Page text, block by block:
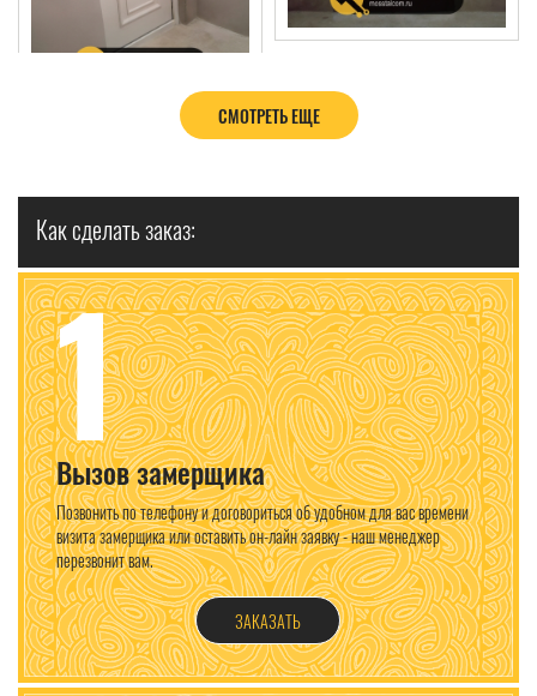
СМОТРЕТЬ ЕЩЕ
Как сделать заказ:
1
Вызов замерщика
Позвонить по телефону и договориться об удобном для вас времени
визита замерщика или оставить он-лайн заявку - наш менеджер
перезвонит вам.
ЗАКАЗАТЬ